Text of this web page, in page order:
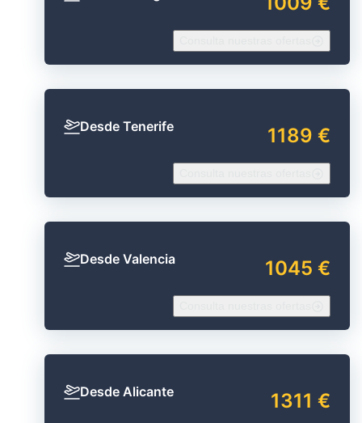
Desde Tenerife 1189 €
Desde Valencia 1045 €
Desde Alicante 1311 €